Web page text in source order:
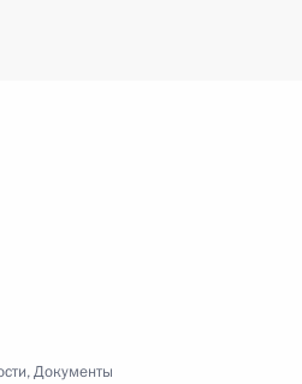
,Документы